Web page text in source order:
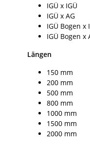
IGÜ x IGÜ
IGÜ x AG
IGÜ Bogen x
IGÜ Bogen x
Längen
150 mm
200 mm
500 mm
800 mm
1000 mm
1500 mm
2000 mm